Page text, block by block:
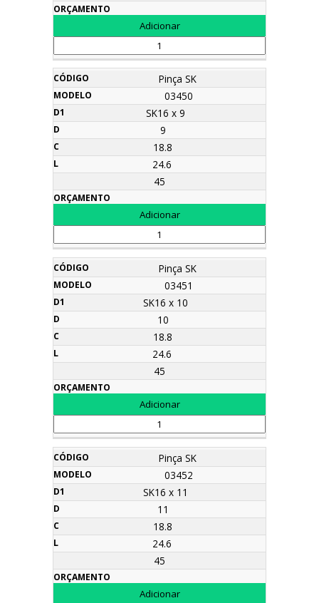
Pinça SK
03450
SK16 x 9
9
18.8
24.6
45
Pinça SK
03451
SK16 x 10
10
18.8
24.6
45
Pinça SK
03452
SK16 x 11
11
18.8
24.6
45